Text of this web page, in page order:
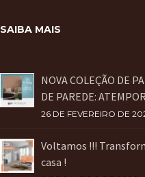
SAIBA MAIS
NOVA COLEÇÃO DE
DE PAREDE:
26 DE FEVEREIRO DE
Voltamos !!!
casa !